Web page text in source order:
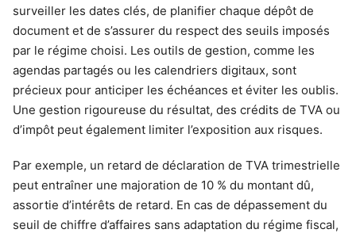
surveiller les dates clés, de planifier chaque dépôt de
document et de s’assurer du respect des seuils imposés
par le régime choisi. Les outils de gestion, comme les
agendas partagés ou les calendriers digitaux, sont
précieux pour anticiper les échéances et éviter les oublis.
Une gestion rigoureuse du résultat, des crédits de TVA ou
d’impôt peut également limiter l’exposition aux risques.
Par exemple, un retard de déclaration de TVA trimestrielle
peut entraîner une majoration de 10 % du montant dû,
assortie d’intérêts de retard. En cas de dépassement du
seuil de chiffre d’affaires sans adaptation du régime fiscal,